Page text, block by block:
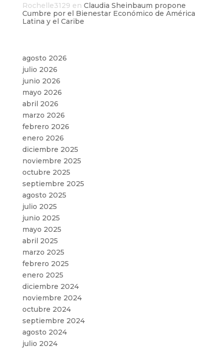
Rochelle3129 en Claudia Sheinbaum propone
Cumbre por el Bienestar Económico de América
Latina y el Caribe
agosto 2026
julio 2026
junio 2026
mayo 2026
abril 2026
marzo 2026
febrero 2026
enero 2026
diciembre 2025
noviembre 2025
octubre 2025
septiembre 2025
agosto 2025
julio 2025
junio 2025
mayo 2025
abril 2025
marzo 2025
febrero 2025
enero 2025
diciembre 2024
noviembre 2024
octubre 2024
septiembre 2024
agosto 2024
julio 2024